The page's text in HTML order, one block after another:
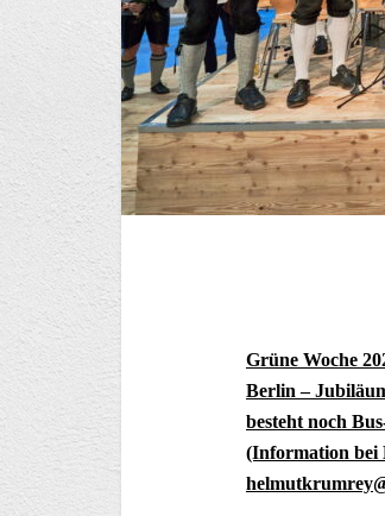
Grüne Woche
Berlin –
besteht noch
(Information bei